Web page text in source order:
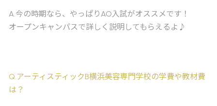
A.今の時期なら、やっぱりAO入試がオススメです！
オープンキャンパスで詳しく説明してもらえるよ♪
Q.アーティスティックB横浜美容専門学校の学費や教材費
は？